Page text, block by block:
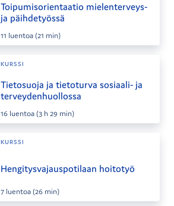
Toipumisorientaatio mielenterveys-
ja päihdetyössä
11 luentoa(21 min)
KURSSI
Tietosuoja ja tietoturva sosiaali- ja
terveydenhuollossa
16 luentoa(3 h 29 min)
KURSSI
Hengitysvajauspotilaan hoitotyö
7 luentoa(26 min)